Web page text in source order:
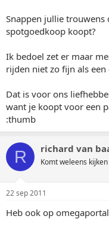
Snappen jullie trouwens
spotgoedkoop koopt?
Ik bedoel zet er maar
rijden niet zo fijn als
Dat is voor ons
want je koopt voor een
:thumb
R richard van
Komt weleens kijken
22 sep 2011
Heb ook op